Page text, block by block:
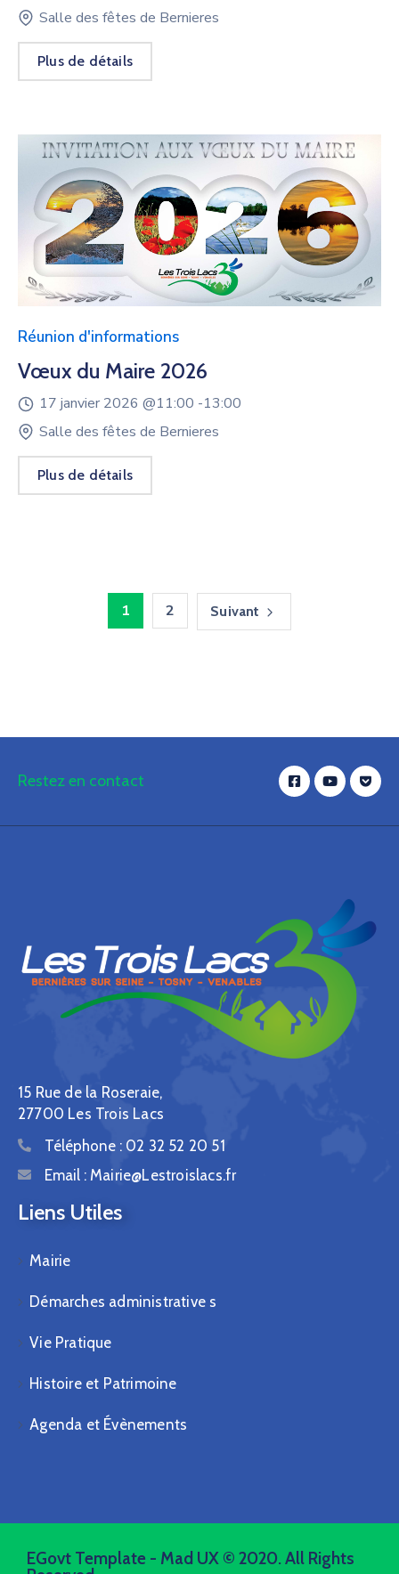
Salle des fêtes de Bernieres
Plus de détails
Réunion d'informations
Vœux du Maire 2026
17 janvier 2026 @11:00 -13:00
Salle des fêtes de Bernieres
Plus de détails
1 2 Suivant
Restez en contact
15 Rue de la Roseraie,
27700 Les Trois Lacs
Téléphone : 02 32 52 20 51
Email : Mairie@Lestroislacs.fr
Liens Utiles
Mairie
Démarches administrative s
Vie Pratique
Histoire et Patrimoine
Agenda et Évènements
EGovt Template - Mad UX © 2020. All Rights